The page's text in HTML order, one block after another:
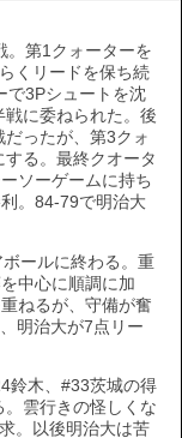
。第1クォーターを
くリードを保ち続
で3Pシュートを沈
に委ねられた。後
ったが、第3クォ
る。最終クオータ
ソーゲームに持ち
。84-79で明治大
ールに終わる。重
中心に順調に加
ねるが、守備が奮
明治大が7点リー
鈴木、#33茨城の得
雲行きの怪しくな
。以後明治大は苦